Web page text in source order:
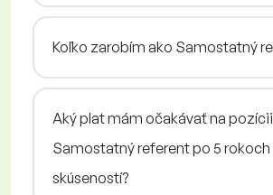
Koľko zarobím ako Samostatný
Aký plat mám očakávať na pozícii
Samostatný referent po 5 rokoch
skúseností?